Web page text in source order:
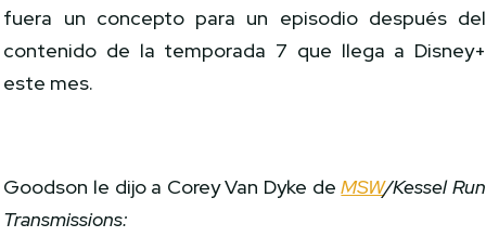
fuera un concepto para un episodio después del
contenido de la temporada 7 que llega a Disney+
este mes.
Goodson le dijo a Corey Van Dyke deMSW/Kessel Run
Transmissions: